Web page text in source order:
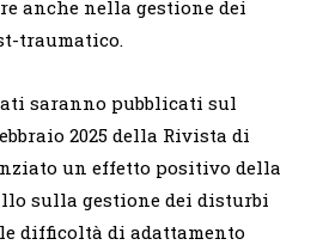
anche nella gestione dei
traumatico.
saranno pubblicati sul
2025 della Rivista di
un effetto positivo della
sulla gestione dei disturbi
difficoltà di adattamento